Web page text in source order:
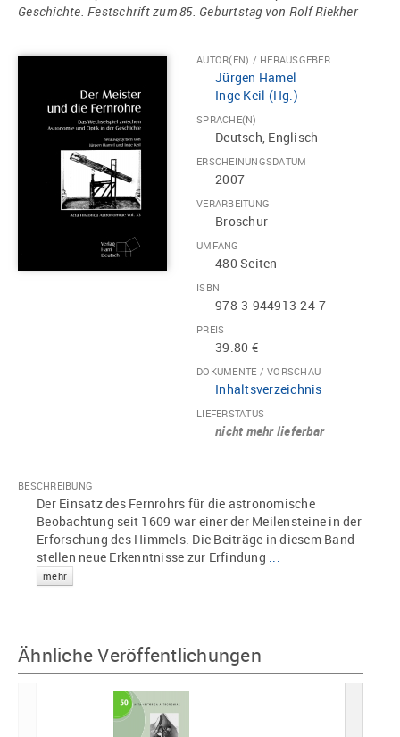
Geschichte. Festschrift zum 85. Geburtstag von Rolf Riekher
AUTOR(EN) / HERAUSGEBER
Jürgen Hamel
Inge Keil (Hg.)
SPRACHE(N)
Deutsch, Englisch
ERSCHEINUNGSDATUM
2007
VERARBEITUNG
Broschur
UMFANG
480 Seiten
ISBN
978-3-944913-24-7
PREIS
39.80 €
DOKUMENTE / VORSCHAU
Inhaltsverzeichnis
LIEFERSTATUS
nicht mehr lieferbar
BESCHREIBUNG
Der Einsatz des Fernrohrs für die astronomische
Beobachtung seit 1609 war einer der Meilensteine in der
Erforschung des Himmels. Die Beiträge in diesem Band
stellen neue Erkenntnisse zur Erfindung ...
mehr
Ähnliche Veröffentlichungen